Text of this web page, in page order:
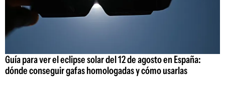
Guía para ver el eclipse solar del 12 de agosto en España:
dónde conseguir gafas homologadas y cómo usarlas